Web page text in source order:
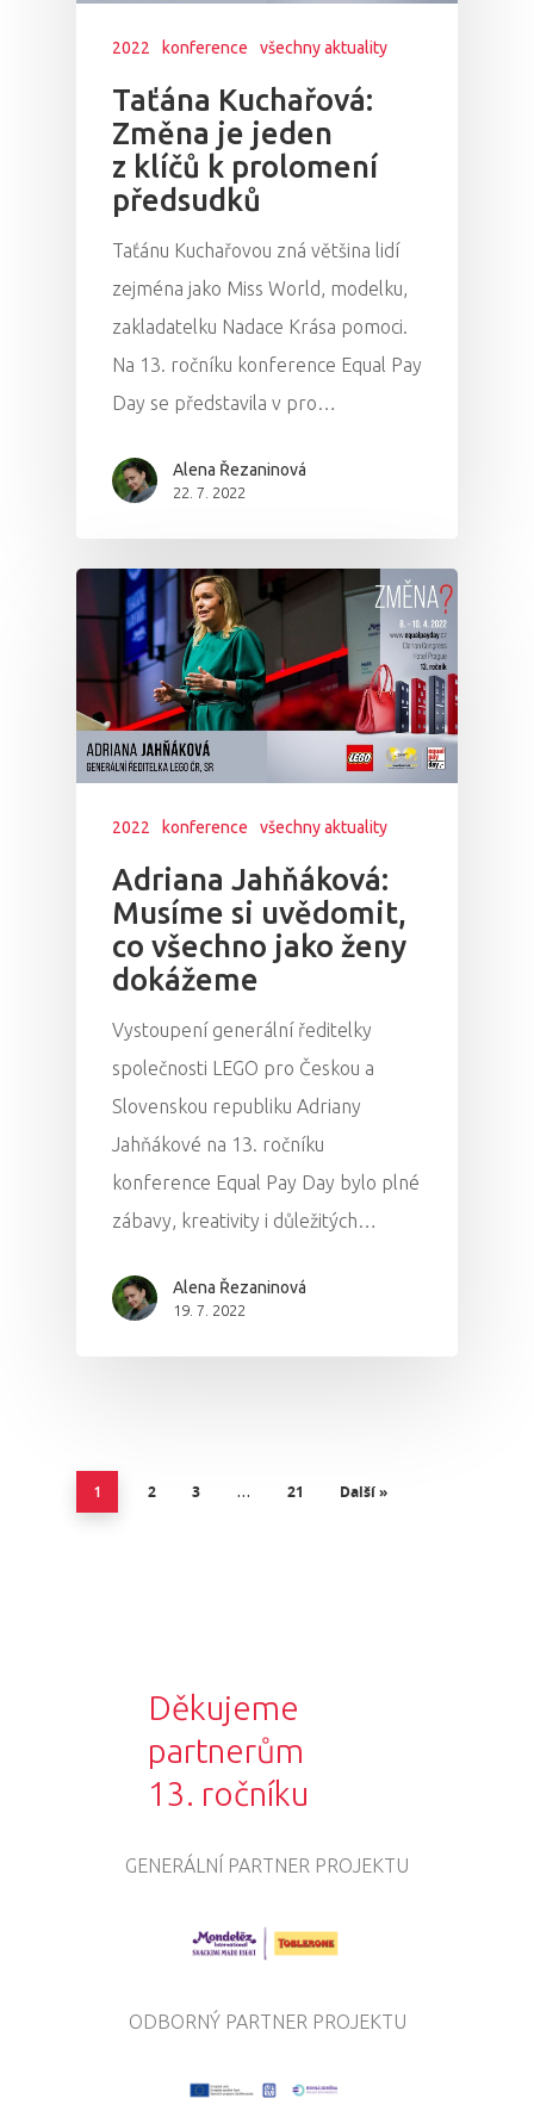
2022 konference všechny aktuality
Taťána Kuchařová:
Změna je jeden
z klíčů k prolomení
předsudků
Taťánu Kuchařovou zná většina lidí
zejména jako Miss World, modelku,
zakladatelku Nadace Krása pomoci.
Na 13. ročníku konference Equal Pay
Day se představila v pro…
Alena Řezaninová
22. 7. 2022
2022 konference všechny aktuality
Adriana Jahňáková:
Musíme si uvědomit,
co všechno jako ženy
dokážeme
Vystoupení generální ředitelky
společnosti LEGO pro Českou a
Slovenskou republiku Adriany
Jahňákové na 13. ročníku
konference Equal Pay Day bylo plné
zábavy, kreativity i důležitých…
Alena Řezaninová
19. 7. 2022
1 2 3 … 21 Další »
Děkujeme
partnerům
13. ročníku
GENERÁLNÍ PARTNER PROJEKTU
ODBORNÝ PARTNER PROJEKTU
Program 27.3.
Osobnosti
Dopad
Partneři
Vstupenky